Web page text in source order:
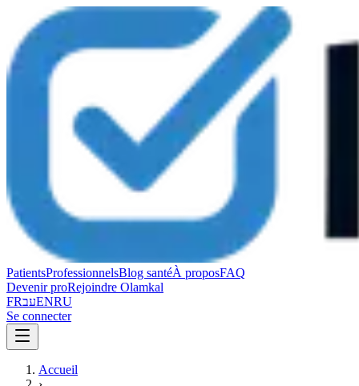
PatientsProfessionnelsBlog santéÀ proposFAQ
Devenir proRejoindre Olamkal
FRעבENRU
Se connecter
Accueil